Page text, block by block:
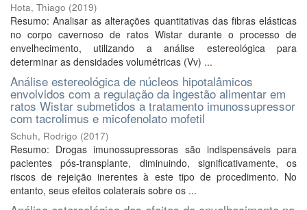
Hota, Thiago (2019)
Resumo: Analisar as alterações quantitativas das fibras elásticas
no corpo cavernoso de ratos Wistar durante o processo de
envelhecimento, utilizando a análise estereológica para
determinar as densidades volumétricas (Vv) ...
Análise estereológica de núcleos hipotalâmicos
envolvidos com a regulação da ingestão alimentar em
ratos Wistar submetidos a tratamento imunossupressor
com tacrolimus e micofenolato mofetil
Schuh, Rodrigo (2017)
Resumo: Drogas imunossupressoras são indispensáveis para
pacientes pós-transplante, diminuindo, significativamente, os
riscos de rejeição inerentes à este tipo de procedimento. No
entanto, seus efeitos colaterais sobre os ...